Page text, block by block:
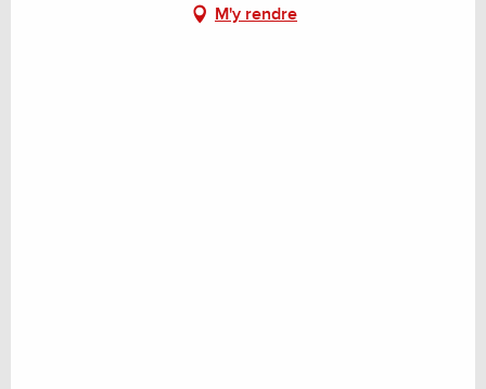
M'y rendre